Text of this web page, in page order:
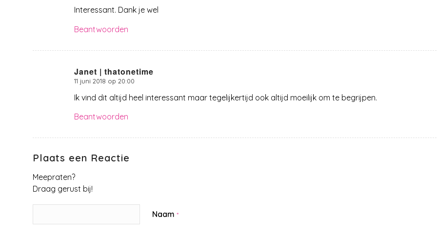
Interessant. Dank je wel
Beantwoorden
Janet | thatonetime
zegt:
11 juni 2018 op 20:00
Ik vind dit altijd heel interessant maar tegelijkertijd ook altijd moeilijk om te begrijpen.
Beantwoorden
Plaats een Reactie
Meepraten?
Draag gerust bij!
Naam *